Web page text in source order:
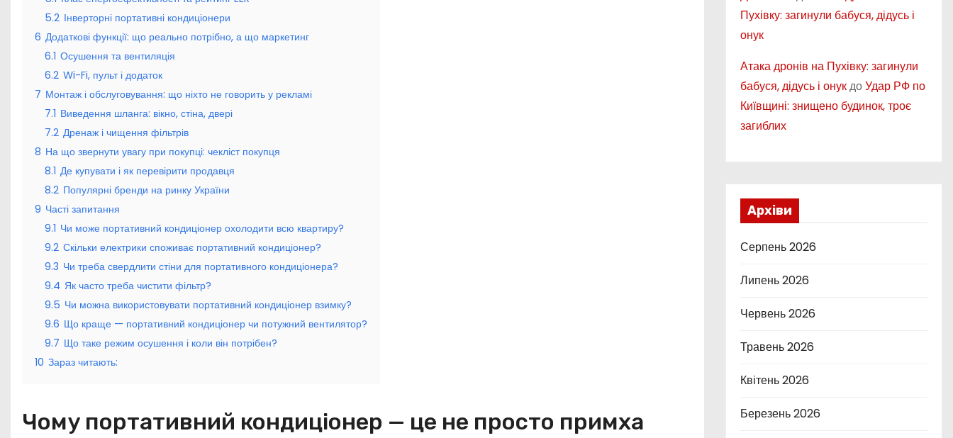
5.2 Інверторні портативні кондиціонери
6 Додаткові функції: що реально потрібно, а що маркетинг
6.1 Осушення та вентиляція
6.2 Wi-Fi, пульт і додаток
7 Монтаж і обслуговування: що ніхто не говорить у рекламі
7.1 Виведення шланга: вікно, стіна, двері
7.2 Дренаж і чищення фільтрів
8 На що звернути увагу при покупці: чекліст покупця
8.1 Де купувати і як перевірити продавця
8.2 Популярні бренди на ринку України
9 Часті запитання
9.1 Чи може портативний кондиціонер охолодити всю квартиру?
9.2 Скільки електрики споживає портативний кондиціонер?
9.3 Чи треба свердлити стіни для портативного кондиціонера?
9.4 Як часто треба чистити фільтр?
9.5 Чи можна використовувати портативний кондиціонер взимку?
9.6 Що краще — портативний кондиціонер чи потужний вентилятор?
9.7 Що таке режим осушення і коли він потрібен?
10 Зараз читають:
Чому портативний кондиціонер — це не просто примха
Пухівку: загинули бабуся, дідусь і
онук
Атака дронів на Пухівку: загинули
бабуся, дідусь і онукдоУдар РФ по
Київщині: знищено будинок, троє
загиблих
Архіви
Серпень 2026
Липень 2026
Червень 2026
Травень 2026
Квітень 2026
Березень 2026